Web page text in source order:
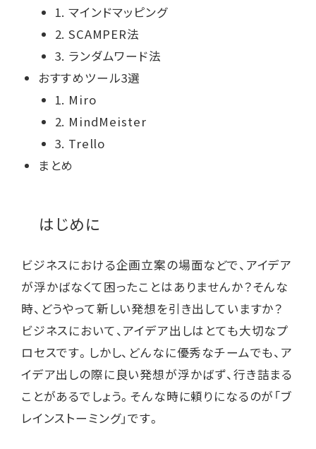
1. マインドマッピング
2. SCAMPER法
3. ランダムワード法
おすすめツール3選
1. Miro
2. MindMeister
3. Trello
まとめ
はじめに
ビジネスにおける企画立案の場面などで、アイデア
が浮かばなくて困ったことはありませんか？そんな
時、どうやって新しい発想を引き出していますか？
ビジネスにおいて、アイデア出しはとても大切なプ
ロセスです。しかし、どんなに優秀なチームでも、ア
イデア出しの際に良い発想が浮かばず、行き詰まる
ことがあるでしょう。そんな時に頼りになるのが「ブ
レインストーミング」です。